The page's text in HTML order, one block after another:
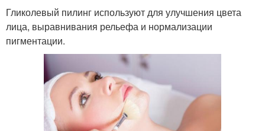
Гликолевый пилинг используют для улучшения цвета
лица, выравнивания рельефа и нормализации
пигментации.